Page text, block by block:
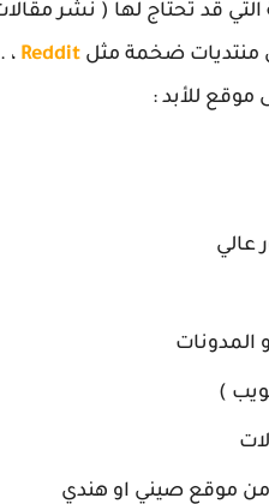
التي قد تحتاج لها ( نشر
Reddit ،
موقع للأبد :
عالي
المدونات
)
من موقع صيني او هندي